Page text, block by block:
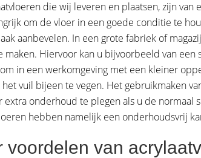
die wij leveren en plaatsen, zijn
om de vloer in een goede conditie te
aanbevelen. In een grote fabriek of
maken. Hiervoor kan u bijvoorbeeld van
in een werkomgeving met een kleiner
vuil bijeen te vegen. Het gebruikmaken
extra onderhoud te plegen als u de normaal
hebben namelijk een onderhoudsvrij
voordelen van